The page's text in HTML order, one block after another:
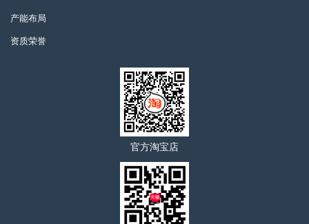
产能布局
资质荣誉
官方淘宝店